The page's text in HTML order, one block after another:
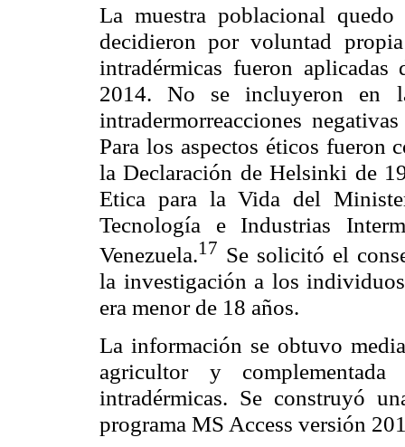
La muestra poblacional
decidieron por voluntad
intradérmicas fueron
2014. No se incluyeron en
intradermorreacciones
Para los aspectos éticos fueron
la Declaración de Helsinki de
Etica para la Vida del
Tecnología e Industrias
Venezuela.17 Se solicitó el
la investigación a los
era menor de 18 años.
La información se obtuvo
agricultor y
intradérmicas. Se construyó
programa MS Access versión